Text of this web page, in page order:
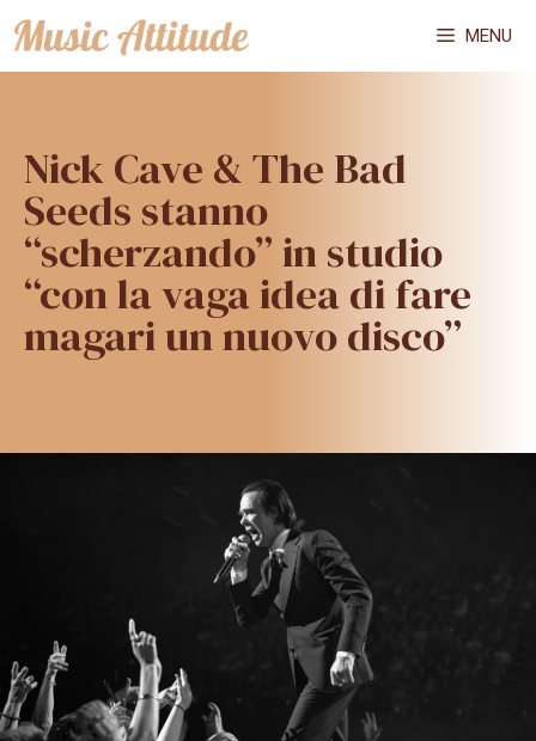
Vai
al
MENU
Nick Cave & The Bad
Seeds stanno
“scherzando” in studio
“con la vaga idea di fare
magari un nuovo disco”